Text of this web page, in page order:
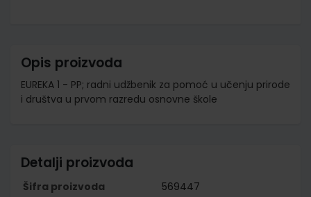
Opis proizvoda
EUREKA 1 - PP; radni udžbenik za pomoć u učenju prirode
i društva u prvom razredu osnovne škole
Detalji proizvoda
Šifra proizvoda
569447